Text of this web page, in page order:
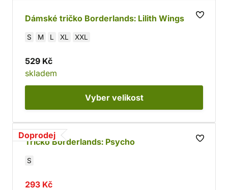
Dámské tričko Borderlands: Lilith Wings
S M L XL XXL
529 Kč
skladem
Vyber velikost
Doprodej
Tričko Borderlands: Psycho
S
293 Kč